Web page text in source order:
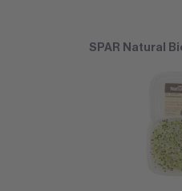
SPAR Natural